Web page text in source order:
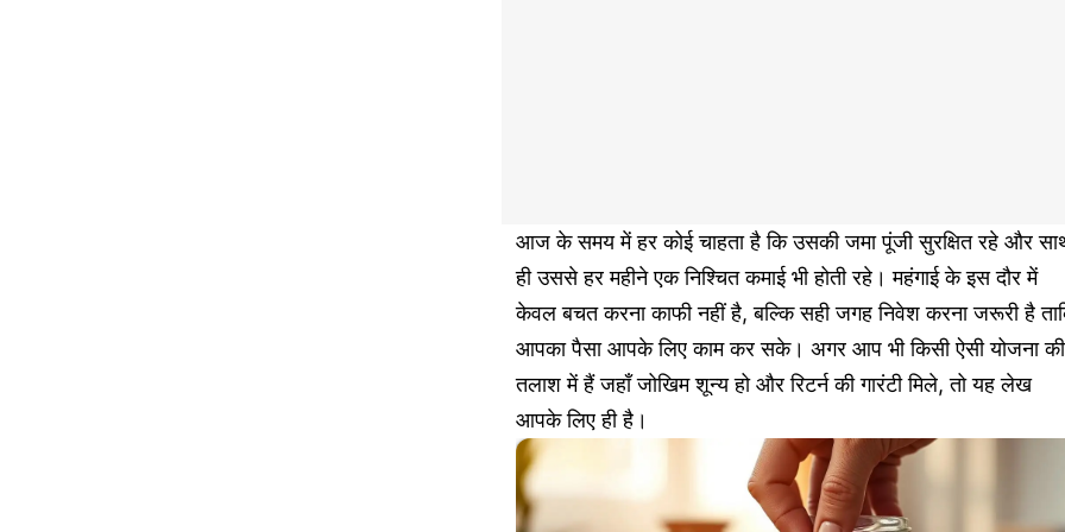
आज के समय में हर कोई चाहता है कि उसकी जमा पूंजी सुरक्षित रहे और
ही उससे हर महीने एक निश्चित कमाई भी होती रहे। महंगाई के इस दौर में
केवल बचत करना काफी नहीं है, बल्कि सही जगह निवेश करना जरूरी है
आपका पैसा आपके लिए काम कर सके। अगर आप भी किसी ऐसी योजना की
तलाश में हैं जहाँ जोखिम शून्य हो और रिटर्न की गारंटी मिले, तो यह लेख
आपके लिए ही है।